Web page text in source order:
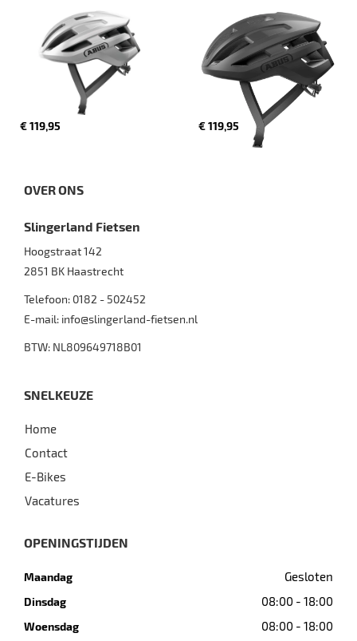
€ 119,95 € 119,95
OVER ONS
Slingerland Fietsen
Hoogstraat 142
2851 BK Haastrecht
Telefoon: 0182 - 502452
E-mail: info@slingerland-fietsen.nl
BTW: NL809649718B01
SNELKEUZE
Home
Contact
E-Bikes
Vacatures
OPENINGSTIJDEN
Maandag Gesloten
Dinsdag 08:00 - 18:00
Woensdag 08:00 - 18:00